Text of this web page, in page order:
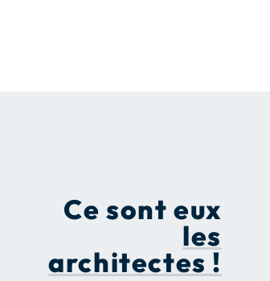
Ce sont eux
les
architectes !